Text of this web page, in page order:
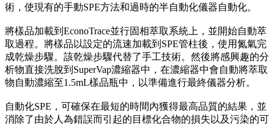
術，使現有的手動SPE方法和過時的半自動化儀器自動化。
將樣品加載到EconoTrace並行固相萃取系統上，並開始自動萃
取過程。將樣品以設定的流速加載到SPE管柱後，使用氮氣完
成乾燥步驟。該乾燥步驟代替了手工技術。然後將感興趣的分
析物直接洗脫到SuperVap濃縮器中，在濃縮器中會自動將萃取
物自動濃縮至1.5mL樣品瓶中，以準備進行最終儀器分析。
自動化SPE，可確保在最短的時間內獲得最高品質的結果，並
消除了由於人為錯誤而引起的目標化合物的損失以及污染的可